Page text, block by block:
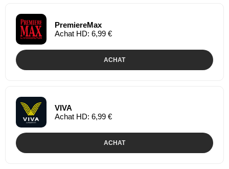
PremiereMax
Achat HD: 6,99 €
ACHAT
VIVA
Achat HD: 6,99 €
ACHAT